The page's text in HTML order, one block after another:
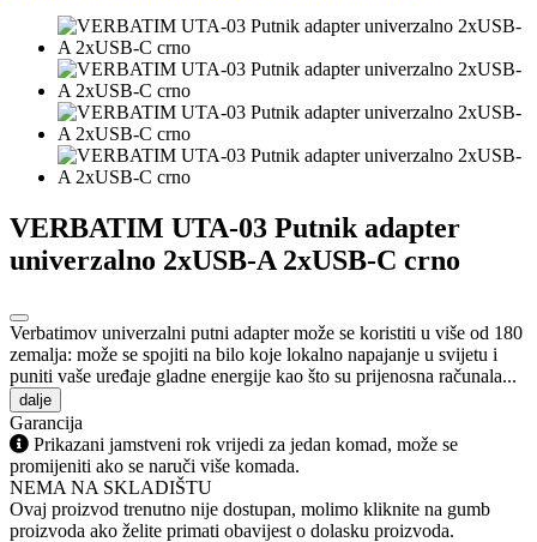
VERBATIM UTA-03 Putnik adapter
univerzalno 2xUSB-A 2xUSB-C crno
Verbatimov univerzalni putni adapter može se koristiti u više od 180
zemalja: može se spojiti na bilo koje lokalno napajanje u svijetu i
puniti vaše uređaje gladne energije kao što su prijenosna računala...
dalje
Garancija
Prikazani jamstveni rok vrijedi za jedan komad, može se
promijeniti ako se naruči više komada.
NEMA NA SKLADIŠTU
Ovaj proizvod trenutno nije dostupan, molimo kliknite na gumb
proizvoda ako želite primati obavijest o dolasku proizvoda.